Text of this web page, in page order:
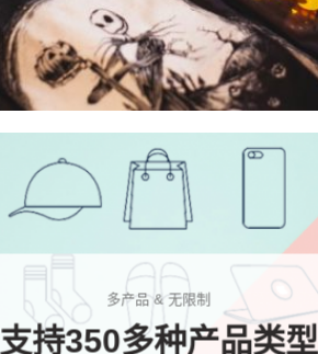
多产品 & 无限制
支持350多种产品类型